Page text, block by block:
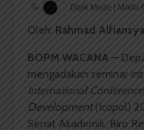
Dark Mode | Moda
Oleh: Rahmad
BOPM WACANA –
mengadakan seminar
International
Development(Icopol)
Senat Akademik, Biro